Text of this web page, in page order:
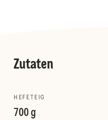
Zutaten
HEFETEIG
700 g